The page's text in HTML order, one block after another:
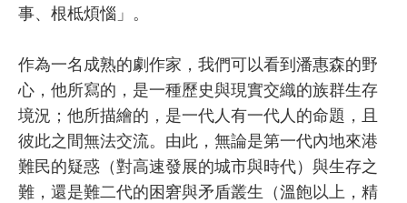
事、根柢煩惱」。
作為一名成熟的劇作家，我們可以看到潘惠森的野
心，他所寫的，是一種歷史與現實交織的族群生存
境況；他所描繪的，是一代人有一代人的命題，且
彼此之間無法交流。由此，無論是第一代內地來港
難民的疑惑（對高速發展的城市與時代）與生存之
難，還是難二代的困窘與矛盾叢生（溫飽以上，精